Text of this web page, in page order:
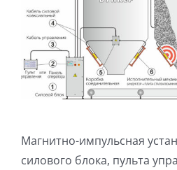
Магнитно-импульсная
силового блока, пульта